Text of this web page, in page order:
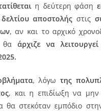
er
e
st
η δεύτερη φάση
αποστολής στις
, αν και το αρχικό
θα άρχιζε να
, λόγωτης
, και η επιδίωξη να μην
θα στεκόταν εμπόδιο